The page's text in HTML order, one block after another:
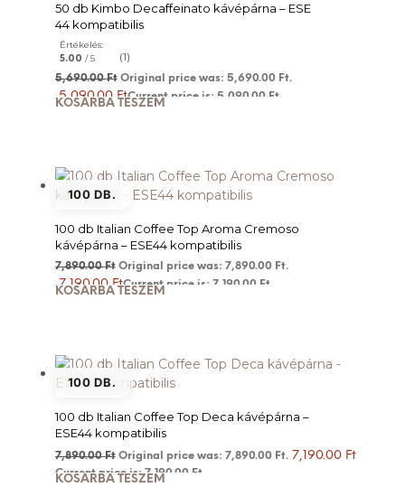
50 db Kimbo Decaffeinato kávépárna – ESE
44 kompatibilis
Értékelés:
5.00 / 5 (1)
5,690.00Ft Original price was: 5,690.00 Ft.
5,090.00 FtCurrent price is: 5,090.00 Ft.
KOSÁRBA TESZEM
100 DB.
100 db Italian Coffee Top Aroma Cremoso
kávépárna – ESE44 kompatibilis
7,890.00Ft Original price was: 7,890.00 Ft.
7,190.00FtCurrent price is: 7,190.00 Ft.
KOSÁRBA TESZEM
100 DB.
100 db Italian Coffee Top Deca kávépárna –
ESE44 kompatibilis
7,890.00Ft Original price was: 7,890.00 Ft. 7,190.00 Ft
Current price is: 7,190.00 Ft.
KOSÁRBA TESZEM